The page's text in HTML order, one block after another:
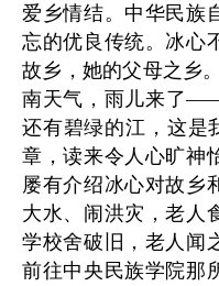
爱乡情结。中华民族
忘的优良传统。冰心
故乡，她的父母之乡
南天气，雨儿来了
还有碧绿的江，这是
章，读来令人心旷神
屡有介绍冰心对故乡
大水、闹洪灾，老人
学校舍破旧，老人闻
前往中央民族学院那